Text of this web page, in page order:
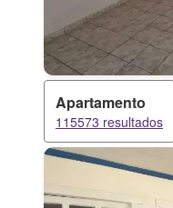
Apartamento
115573 resultados